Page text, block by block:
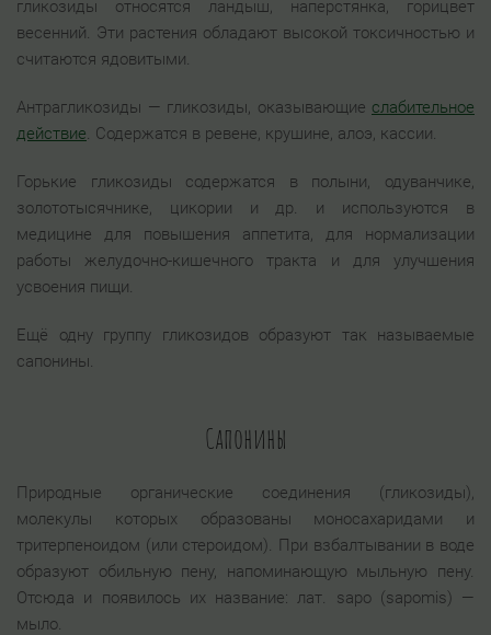
гликозиды относятся ландыш, наперстянка, горицвет
весенний. Эти растения обладают высокой токсичностью и
считаются ядовитыми.
Антрагликозиды — гликозиды, оказывающие слабительное
действие. Содержатся в ревене, крушине, алоэ, кассии.
Горькие гликозиды содержатся в полыни, одуванчике,
золототысячнике, цикории и др. и используются в
медицине для повышения аппетита, для нормализации
работы желудочно-кишечного тракта и для улучшения
усвоения пищи.
Ещё одну группу гликозидов образуют так называемые
сапонины.
Сапонины
Природные органические соединения (гликозиды),
молекулы которых образованы моносахаридами и
тритерпеноидом (или стероидом). При взбалтывании в воде
образуют обильную пену, напоминающую мыльную пену.
Отсюда и появилось их название: лат. sapo (sapomis) —
мыло.